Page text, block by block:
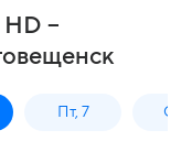
–
Пт, 7